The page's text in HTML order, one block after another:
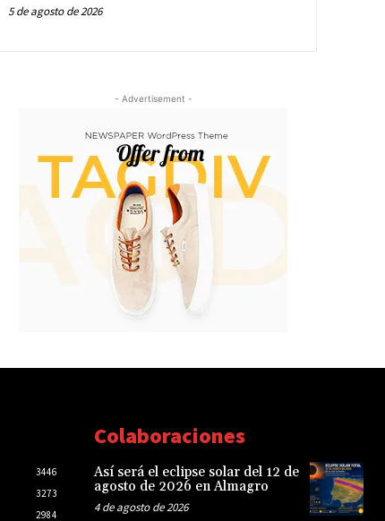
5 de agosto de 2026
- Advertisement -
3446
3273
2984
Colaboraciones
Así será el eclipse solar del 12 de
agosto de 2026 en Almagro
4 de agosto de 2026